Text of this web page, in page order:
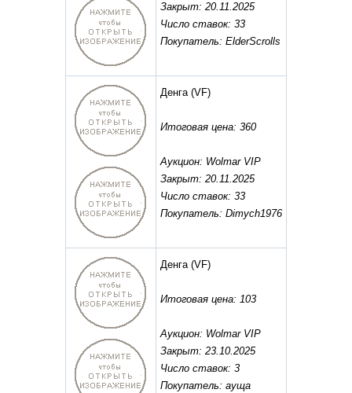
Закрыт: 20.11.2025
Число ставок: 33
Покупатель: ElderScrolls
Денга(VF)
Итоговая цена: 360
Аукцион: Wolmar VIP
Закрыт: 20.11.2025
Число ставок: 33
Покупатель: Dimych1976
Денга(VF)
Итоговая цена: 103
Аукцион: Wolmar VIP
Закрыт: 23.10.2025
Число ставок: 3
Покупатель: ауща